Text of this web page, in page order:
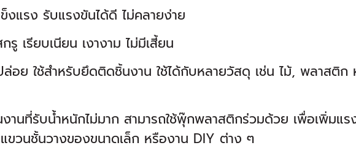
งแรง รับแรงขันได้ดี ไม่คลายง่าย
เรียบเนียน เงางาม ไม่มีเสี้ยน
อย ใช้สำหรับยึดติดชิ้นงาน ใช้ได้กับหลายวัสดุ เช่น ไม้, พลาสติก
นงานที่รับน้ำหนักไม่มาก สามารถใช้พุ๊กพลาสติกร่วมด้วย เพื่อเพิ่มแร
ขวนชั้นวางของขนาดเล็ก หรืองาน DIY ต่าง ๆ